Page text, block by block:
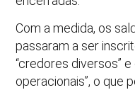
Com a medida, os
passaram a ser
“credores diversos”
operacionais”, o que